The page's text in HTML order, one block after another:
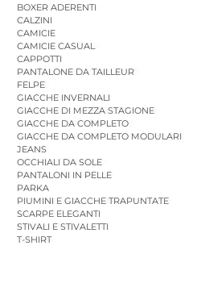
BOXER ADERENTI
CALZINI
CAMICIE
CAMICIE CASUAL
CAPPOTTI
PANTALONE DA TAILLEUR
FELPE
GIACCHE INVERNALI
GIACCHE DI MEZZA STAGIONE
GIACCHE DA COMPLETO
GIACCHE DA COMPLETO MODULARI
JEANS
OCCHIALI DA SOLE
PANTALONI IN PELLE
PARKA
PIUMINI E GIACCHE TRAPUNTATE
SCARPE ELEGANTI
STIVALI E STIVALETTI
T-SHIRT